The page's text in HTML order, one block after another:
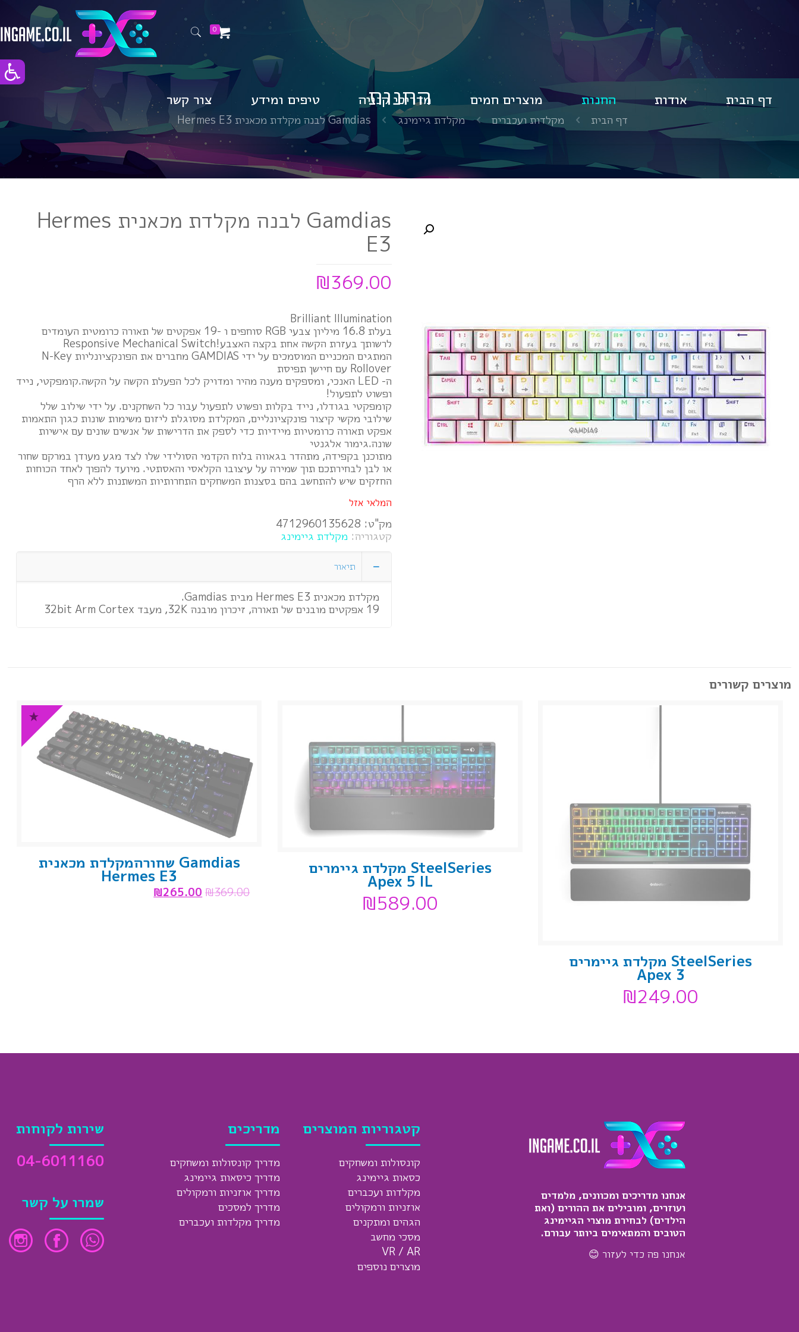
דף הבית אודות החנות מוצרים חמים מדריכי קנייה טיפים ומידע צור קשר
0
החנות
דף הבית מקלדות ועכברים מקלדת גיימינג Gamdias לבנה מקלדת מכאנית Hermes E3
Gamdias לבנה מקלדת מכאנית Hermes
E3
₪369.00
Brilliant Illumination
בעלת 16.8 מיליון צבעי RGB סוחפים ו -19 אפקטים של תאורה כרומטית העומדים
לרשותך בעזרת הקשה אחת בקצה האצבע!Responsive Mechanical Switch
המתגים המכניים המוסמכים על ידי GAMDIAS מחברים את הפונקציונליות N-Key
Rollover עם חיישן תפיסת
ה- LED האנכי, ומספקים מענה מהיר ומדויק לכל הפעלת הקשה על הקשה.קומפקטי, נייד
ופשוט לתפעול!
קומפקטי בגודלו, נייד בקלות ופשוט לתפעול עבור כל השחקנים. על ידי שילוב שלל
שילובי מקשי קיצור פונקציונליים, המקלדת מסוגלת ליזום משימות שונות כגון התאמות
אפקט תאורה כרומטיות מיידיות כדי לספק את הדרישות של אנשים שונים עם אישיות
שונה.גימור אלגנטי
מתוכנן בקפידה, מתהדר בגאווה בלוח הקדמי הסולידי שלו לצד מגע מעודן במרקם שחור
או לבן לבחירתכם תוך שמירה על עיצובו הקלאסי והאסתטי. מיועד להפוך לאחד הכוחות
החזקים שיש להתחשב בהם בסצנות המשחקים התחרותיות המשתנות ללא הרף
המלאי אזל
מק"ט: 4712960135628
קטגוריה: מקלדת גיימינג
תיאור
מקלדת מכאנית Hermes E3 מבית Gamdias.
19 אפקטים מובנים של תאורה, זיכרון מובנה 32K, מעבד 32bit Arm Cortex
מוצרים קשורים
SteelSeries מקלדת גיימרים
Apex 3
₪249.00
SteelSeries מקלדת גיימרים
Apex 5 IL
₪589.00
Gamdias שחורהמקלדת מכאנית
Hermes E3
₪369.00
₪265.00
אנחנו מדריכים ומכוונים, מלמדים
ועוזרים, ומובילים את ההורים (ואת
הילדים) לבחירת מוצרי הגיימינג
הטובים והמתאימים ביותר עבורם.
אנחנו פה כדי לעזור 😊
קטגוריות המוצרים
קונסולות ומשחקים
כסאות גיימינג
מקלדות ועכברים
אוזניות ורמקולים
הגהים ומתקנים
מסכי מחשב
VR / AR
מוצרים נוספים
מדריכים
מדריך קונסולות ומשחקים
מדריך כיסאות גיימינג
מדריך אוזניות ורמקולים
מדריך למסכים
מדריך מקלדות ועכברים
שירות לקוחות
04-6011160
שמרו על קשר